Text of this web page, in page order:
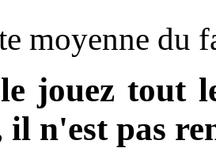
moyenne du
jouez tout
il n'est pas